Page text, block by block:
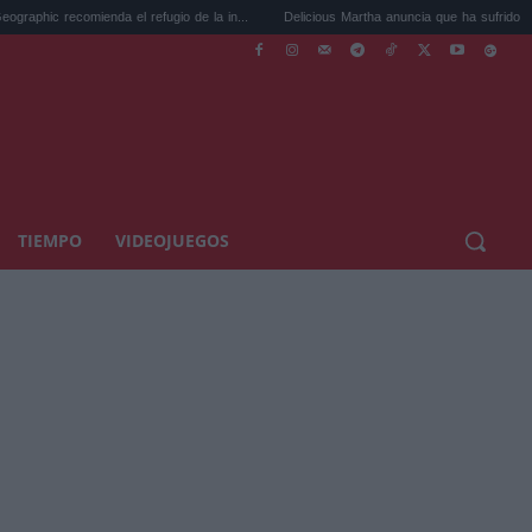
el refugio de la in... Delicious Martha anuncia que ha sufrido un aborto ...
TIEMPO VIDEOJUEGOS